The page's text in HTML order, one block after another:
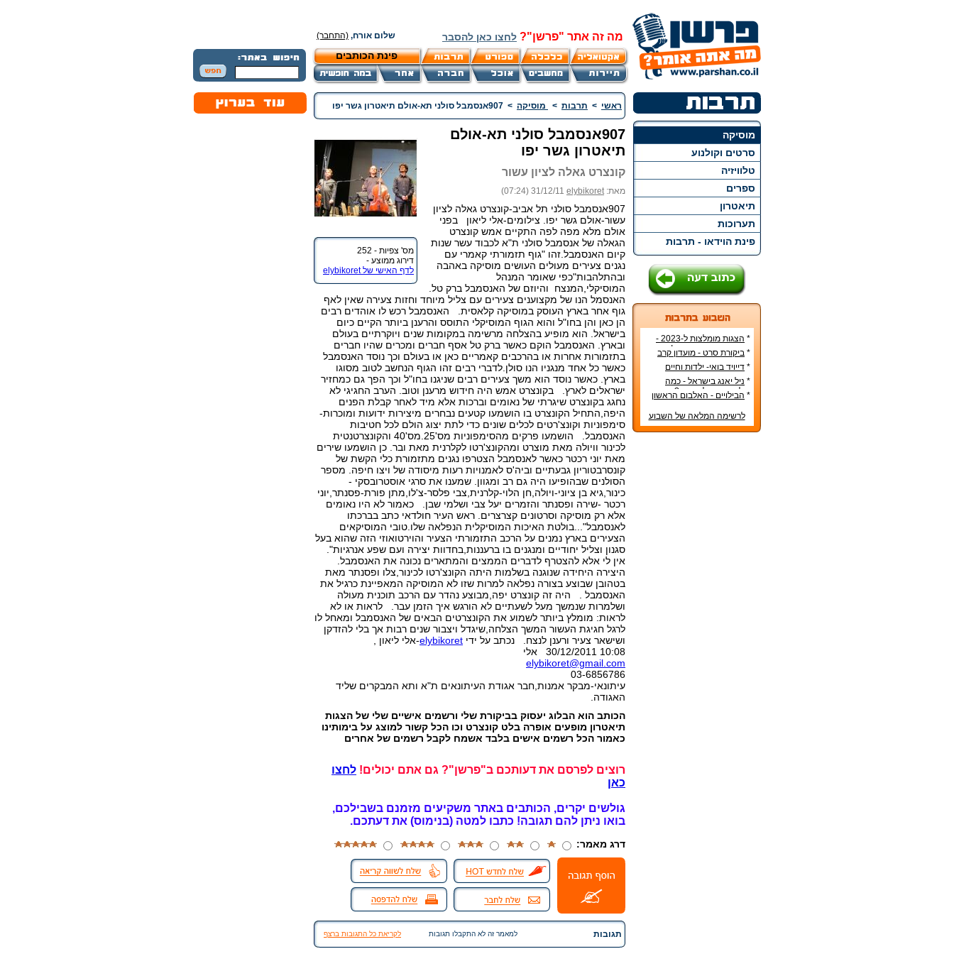
מה זה אתר "פרשן"? לחצו כאן להסבר שלום אורח, (התחבר)
פינת הכותבים
מוסיקה
סרטים וקולנוע
טלוויזיה
ספרים
תיאטרון
תערוכות
פינת הוידאו - תרבות
*
הצגות מומלצות ל-2023 -
הרשימה הטובה ביותר!
* ביקורת סרט - מועדון קרב
* דייויד בואי- ילדות וחיים
אישיים
* ניל יאנג בישראל - כמה
עולה כרטיס להופעה?
* הבילויים - האלבום הראשון
לרשימה המלאה של השבוע
ראשי > תרבות > מוסיקה > 907אנסמבל סולני תא-אולם תיאטרון גשר יפו
מס' צפיות - 252
דירוג ממוצע -
לדף האישי של elybikoret
907אנסמבל סולני תא-אולם
תיאטרון גשר יפו
קונצרט גאלה לציון עשור
מאת:elybikoret
31/12/11 (07:24)
907אנסמבל סולני תל אביב-קונצרט גאלה לציון
עשור-אולם גשר יפו. צילומים-אלי ליאון בפני
אולם מלא מפה לפה התקיים אמש קונצרט
הגאלה של אנסמבל סולני ת"א לכבוד עשר שנות
קיום האנסמבל.זהו "גוף תזמורתי קאמרי עם
נגנים צעירים מעולים העושים מוסיקה באהבה
ובהתלהבות"כפי שאומר המנהל
המוסיקלי,המנצח והיוזם של האנסמבל ברק טל.
האנסמל הנו של מקצוענים צעירים עם צליל מיוחד וחזות צעירה שאין לאף
גוף אחר בארץ העוסק במוסיקה קלאסית. האנסמבל רכש לו אוהדים רבים
הן כאן והן בחו"ל והוא הגוף המוסיקלי התוסס והרענן ביותר הקיים כיום
בישראל. הוא מופיע בהצלחה מרשימה במקומות שנים ויוקרתיים בעולם
ובארץ. האנסמבל הוקם כאשר ברק טל אסף חברים ומכרים שהיו חברים
בתזמורות אחרות או בהרכבים קאמריים כאן או בעולם וכך נוסד האנסמבל
כאשר כל אחד מנגניו הנו סולן.לדברי רבים זהו הגוף הנחשב לטוב מסוגו
בארץ. כאשר נוסד הוא משך צעירים רבים שניגנו בחו"ל וכך הפך גם כמחזיר
ישראלים לארץ. בקונצרט אמש היה חידוש מרענן וטוב. הערב החגיגי לא
נחגג בקונצרט שיגרתי של נאומים וברכות אלא מיד לאחר קבלת הפנים
היפה,התחיל הקונצרט בו הושמעו קטעים נבחרים מיצירות ידועות ומוכרות-
סימפוניות וקונצ'רטים לכלים שונים כדי לתת יצוג הולם לכל חטיבות
האנסמבל. הושמעו פרקים מהסימפוניות מס'25.מס'40 והקונצרטנטית
לכינור וויולה מאת מוצרט ומהקונצ'רטו לקלרנית מאת ובר. כן הושמעו שירים
מאת יוני רכטר כאשר לאנסמבל הצטרפו נגנים מתזמורת כלי הקשת של
קונסרבטוריון גבעתיים וביה'ס לאמנויות רעות מיסודה של ויצו חיפה. מספר
הסולנים שבהופיעו היה גם רב ומגוון. שמענו את סרגי אוסטרובסקי -
כינור,גיא בן ציוני-ויולה,חן הלוי-קלרנית,צבי פלסר-צ'לו,מתן פורת-פסנתר,יוני
רכטר -שירה ופסנתר והזמרים יעל צבי ושלמי שבן. כאמור לא היו נאומים
אלא רק מוסיקה וסרטונים קצרצרים. ראש העיר חולדאי כתב בברכתו
לאנסמבל"...בולטת האיכות המוסיקלית הנפלאה שלו.טובי המוסיקאים
הצעירים בארץ נמנים על הרכב התזמורתי הצעיר והוירטואוזי הזה שהוא בעל
סגנון וצליל יחודיים ומנגנים בו ברעננות,בחדוות יצירה ועם שפע אנרגיות".
אין לי אלא להצטרף לדברים הממצים והמתארים נכונה את האנסמבל.
היצירה היחידה שנוגנה בשלמות היתה הקונצ'רטו לכינור,צלו ופסנתר מאת
בטהובן שבוצע בצורה נפלאה למרות שזו לא המוסיקה המאפיינת כרגיל את
האנסמבל . היה זה קונצרט יפה,מבוצע נהדר עם הרכב תוכנית מעולה
ושלמרות שנמשך מעל לשעתיים לא הורגש איך הזמן עבר. לראות או לא
לראות: מומלץ ביותר לשמוע את הקונצרטים הבאים של האנסמבל ומאחל לו
לרגל חגיגת העשור המשך הצלחה,שיגדל ויצבור שנים רבות אך בלי להזדקן
ושישאר צעיר ורענן לנצח. נכתב על ידי elybikoret-אלי ליאון ,
30/12/2011 10:08 אלי
elybikoret@gmail.com
03-6856786
עיתונאי-מבקר אמנות,חבר אגודת העיתונאים ת"א ותא המבקרים שליד
האגודה.
הכותב הוא הבלוג יעסוק בביקורת שלי ורשמים אישיים שלי של הצגות
תיאטרון מופעים אופרה בלט קונצרט וכו הכל קשור למוצג על בימותינו
כאמור הכל רשמים אישים בלבד אשמח לקבל רשמים של אחרים
רוצים לפרסם את דעותכם ב"פרשן"? גם אתם יכולים! לחצו
כאן
גולשים יקרים, הכותבים באתר משקיעים מזמנם בשבילכם,
בואו ניתן להם תגובה! כתבו למטה (בנימוס) את דעתכם.
דרג מאמר:
תגובות למאמר זה לא התקבלו תגובות לקריאת כל התגובות ברצף